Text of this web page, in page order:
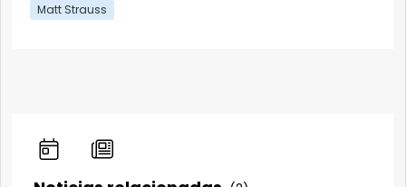
Matt Strauss